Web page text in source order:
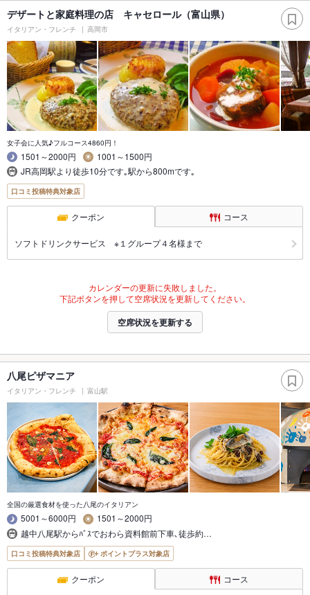
デザートと家庭料理の店 キャセロール（富山県）
イタリアン・フレンチ 高岡市
女子会に人気♪フルコース4860円！
1501～2000円
1001～1500円
JR高岡駅より徒歩10分です｡駅から800mです｡
口コミ投稿特典対象店
クーポン コース
ソフトドリンクサービス ※１グループ４名様まで
カレンダーの更新に失敗しました。
下記ボタンを押して空席状況を更新してください。
空席状況を更新する
八尾ピザマニア
イタリアン・フレンチ 富山駅
全国の厳選食材を使った八尾のイタリアン
5001～6000円
1501～2000円
越中八尾駅からﾊﾞｽでおわら資料館前下車､徒歩約…
口コミ投稿特典対象店 ポイントプラス対象店
クーポン コース